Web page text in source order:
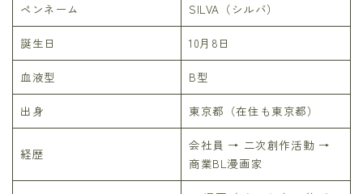
ペンネーム SILVA（シルバ）
誕生日 10月8日
血液型 B型
出身 東京都（在住も東京都）
経歴
会社員 → 二次創作活動 →
商業BL漫画家